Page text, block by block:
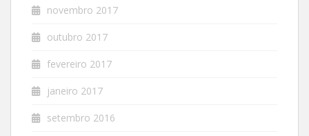
novembro 2017
outubro 2017
fevereiro 2017
janeiro 2017
setembro 2016